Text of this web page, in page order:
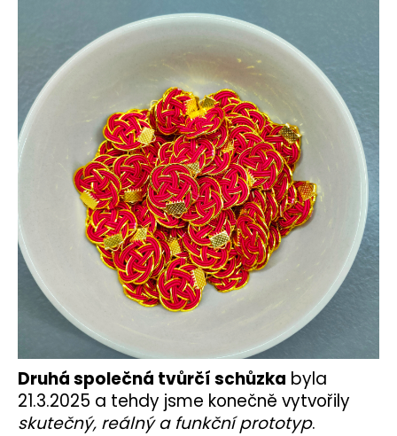
Druhá společná tvůrčí schůzka byla
21.3.2025 a tehdy jsme konečně vytvořily
skutečný, reálný a funkční prototyp.